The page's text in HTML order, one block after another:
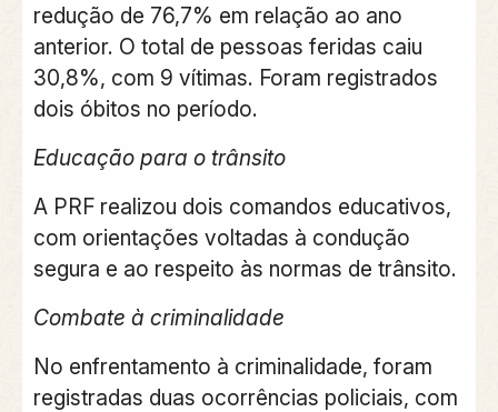
redução de 76,7% em relação ao ano
anterior. O total de pessoas feridas caiu
30,8%, com 9 vítimas. Foram registrados
dois óbitos no período.
Educação para o trânsito
A PRF realizou dois comandos educativos,
com orientações voltadas à condução
segura e ao respeito às normas de trânsito.
Combate à criminalidade
No enfrentamento à criminalidade, foram
registradas duas ocorrências policiais, com